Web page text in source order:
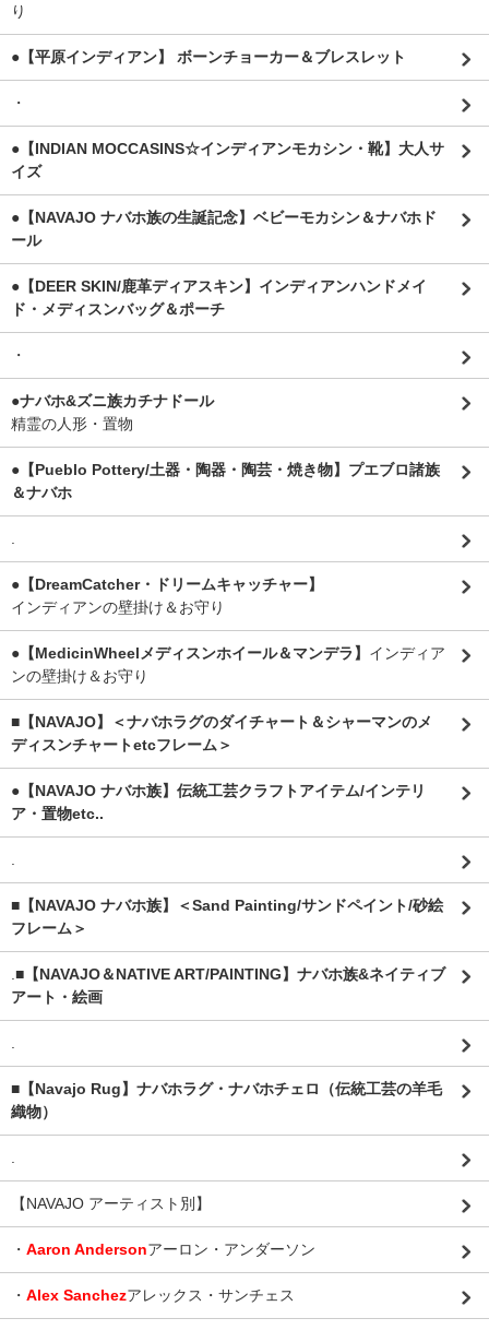
り
●【平原インディアン】 ボーンチョーカー＆ブレスレット
・
●【INDIAN MOCCASINS☆インディアンモカシン・靴】大人サ
イズ
●【NAVAJO ナバホ族の生誕記念】ベビーモカシン＆ナバホド
ール
●【DEER SKIN/鹿革ディアスキン】インディアンハンドメイ
ド・メディスンバッグ＆ポーチ
・
●ナバホ&ズニ族カチナドール
精霊の人形・置物
●【Pueblo Pottery/土器・陶器・陶芸・焼き物】プエブロ諸族
＆ナバホ
●【DreamCatcher・ドリームキャッチャー】
インディアンの壁掛け＆お守り
●【MedicinWheelメディスンホイール＆マンデラ】 インディア
ンの壁掛け＆お守り
■【NAVAJO】＜ナバホラグのダイチャート＆シャーマンのメ
ディスンチャートetcフレーム＞
●【NAVAJO ナバホ族】伝統工芸クラフトアイテム/インテリ
ア・置物etc..
■【NAVAJO ナバホ族】＜Sand Painting/サンドペイント/砂絵
フレーム＞
■【NAVAJO＆NATIVE ART/PAINTING】ナバホ族&ネイティブ
アート・絵画
■【Navajo Rug】ナバホラグ・ナバホチェロ（伝統工芸の羊毛
織物）
【NAVAJO アーティスト別】
・ Aaron Andersonアーロン・アンダーソン
・ Alex Sanchezアレックス・サンチェス